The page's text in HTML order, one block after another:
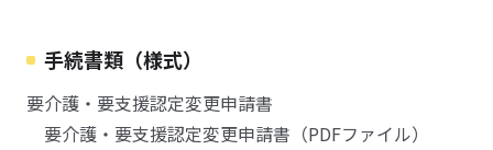
手続書類（様式）
要介護・要支援認定変更申請書
要介護・要支援認定変更申請書（PDFファイル）